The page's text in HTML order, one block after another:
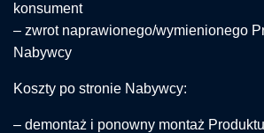
konsument
– zwrot naprawionego/wymienionego
Nabywcy
Koszty po stronie Nabywcy:
– demontaż i ponowny montaż